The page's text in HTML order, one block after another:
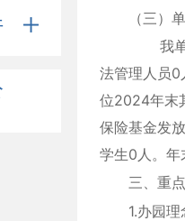
（三）
我单
法管理人员0
位2024年末
保险基金发
学生0人。
三、重
1.办园